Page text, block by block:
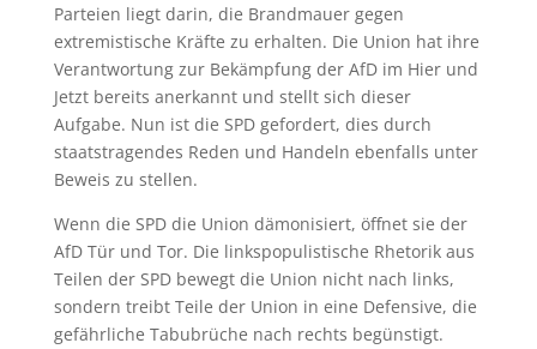
Parteien liegt darin, die Brandmauer gegen
extremistische Kräfte zu erhalten. Die Union hat ihre
Verantwortung zur Bekämpfung der AfD im Hier und
Jetzt bereits anerkannt und stellt sich dieser
Aufgabe. Nun ist die SPD gefordert, dies durch
staatstragendes Reden und Handeln ebenfalls unter
Beweis zu stellen.
Wenn die SPD die Union dämonisiert, öffnet sie der
AfD Tür und Tor. Die linkspopulistische Rhetorik aus
Teilen der SPD bewegt die Union nicht nach links,
sondern treibt Teile der Union in eine Defensive, die
gefährliche Tabubrüche nach rechts begünstigt.